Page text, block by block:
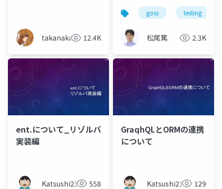
takanakahiko12.4K
goss testing
松尾篤 2.3K
ent.について_リゾルバ
実装編
Katsushi21 558
GraqhQLとORMの連携
について
Katsushi21 129